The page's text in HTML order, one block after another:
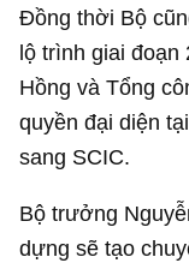
Đồng thời Bộ
lộ trình giai đoạn
Hồng và Tổng
quyền đại diện
sang SCIC.
Bộ trưởng
dựng sẽ tạo